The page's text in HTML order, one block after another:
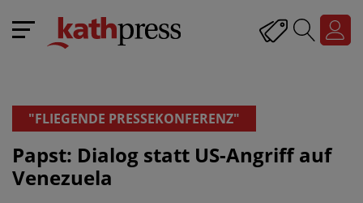
"FLIEGENDE PRESSEKONFERENZ"
Papst: Dialog statt US-Angriff auf
Venezuela